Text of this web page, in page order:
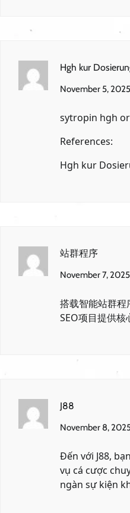
Hgh kur
November 5,
sytropin hgh
References:
Hgh kur
站群程序
November 7,
搭载智能站群程
SEO项目提供核
J88
November 8,
Đến với J88,
vụ cá cược
ngàn sự kiện